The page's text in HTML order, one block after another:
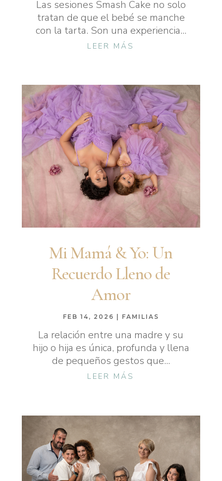
Las sesiones Smash Cake no solo
tratan de que el bebé se manche
con la tarta. Son una experiencia...
LEER MÁS
Mi Mamá & Yo: Un
Recuerdo Lleno de
Amor
FEB 14, 2026 FAMILIAS
La relación entre una madre y su
hijo o hija es única, profunda y llena
de pequeños gestos que...
LEER MÁS